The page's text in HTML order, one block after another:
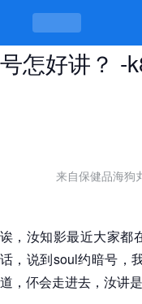
soul约暗号
号怎好讲？ -
来自保健品海狗
诶，汝知影最近大家都
话，说到soul约暗号，
道，伓会走进去，汝讲